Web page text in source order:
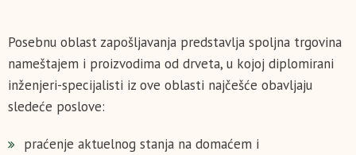
Posebnu oblast zapošljavanja predstavlja spoljna trgovina
nameštajem i proizvodima od drveta, u kojoj diplomirani
inženjeri-specijalisti iz ove oblasti najčešće obavljaju
sledeće poslove:
praćenje aktuelnog stanja na domaćem i